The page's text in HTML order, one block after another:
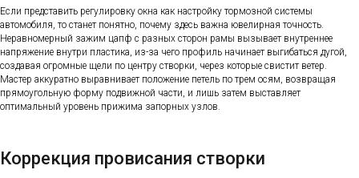
Если представить регулировку окна как настройку тормозной системы
автомобиля, то станет понятно, почему здесь важна ювелирная точность.
Неравномерный зажим цапф с разных сторон рамы вызывает внутреннее
напряжение внутри пластика, из-за чего профиль начинает выгибаться дугой,
создавая огромные щели по центру створки, через которые свистит ветер.
Мастер аккуратно выравнивает положение петель по трем осям, возвращая
прямоугольную форму подвижной части, и лишь затем выставляет
оптимальный уровень прижима запорных узлов.
Коррекция провисания створки